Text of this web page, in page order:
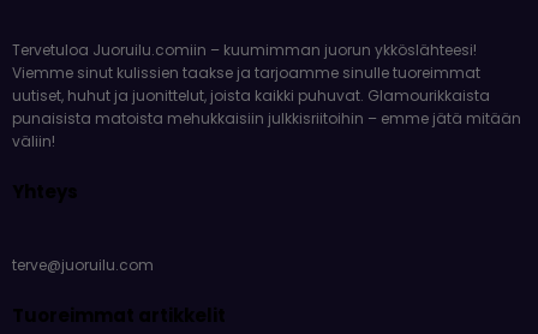
Tervetuloa Juoruilu.comiin – kuumimman juorun ykköslähteesi!
Viemme sinut kulissien taakse ja tarjoamme sinulle tuoreimmat
uutiset, huhut ja juonittelut, joista kaikki puhuvat. Glamourikkaista
punaisista matoista mehukkaisiin julkkisriitoihin – emme jätä mitään
väliin!
Yhteys
terve@juoruilu.com
Tuoreimmat artikkelit